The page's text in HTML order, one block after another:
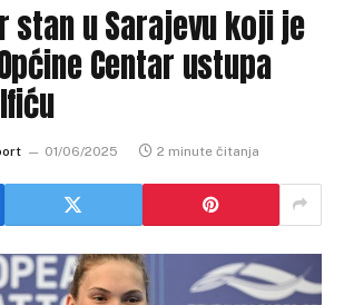
stan u Sarajevu koji je
Centar ustupa
01/06/2025 2 minute čitanja